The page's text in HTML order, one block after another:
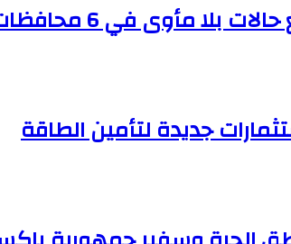
جديدة لتأمين الطاقة